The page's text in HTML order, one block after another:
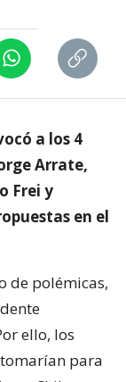
a los 4
Arrate,
Frei y
en el
de polémicas,
ello, los
para